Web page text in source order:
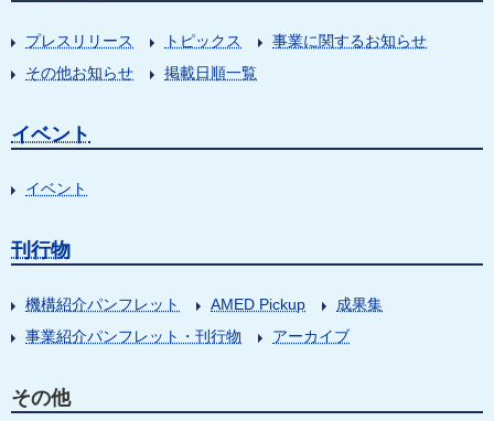
プレスリリース トピックス
事業に関するお知らせ
その他お知らせ
掲載日順一覧
イベント
イベント
刊行物
機構紹介パンフレット AMED Pickup
成果集
事業紹介パンフレット・刊行物
アーカイブ
その他